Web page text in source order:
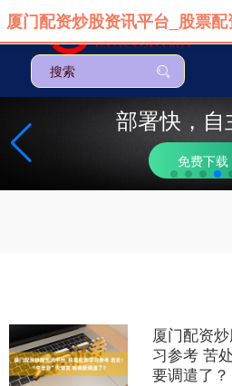
部署快，自
免费下载
厦门配资炒股资讯平台_股票
厦门配资
习参考 苦
要调遣了？